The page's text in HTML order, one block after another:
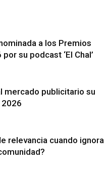
a los Premios
su podcast ‘El Chal’
mercado publicitario su
relevancia cuando ignora